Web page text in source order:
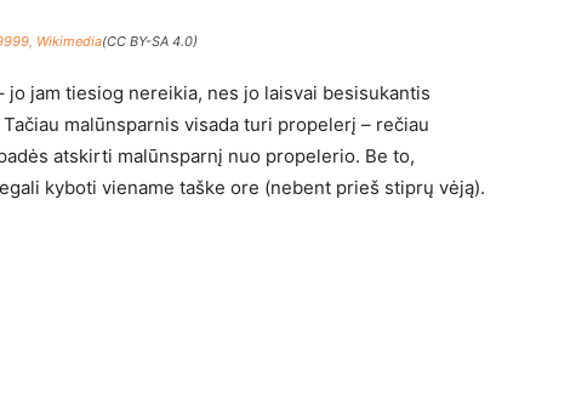
Wikimedia(CC BY-SA 4.0)
jam tiesiog nereikia, nes jo laisvai besisukantis
malūnsparnis visada turi propelerį – rečiau
atskirti malūnsparnį nuo propelerio. Be to,
kyboti viename taške ore (nebent prieš stiprų vėją).